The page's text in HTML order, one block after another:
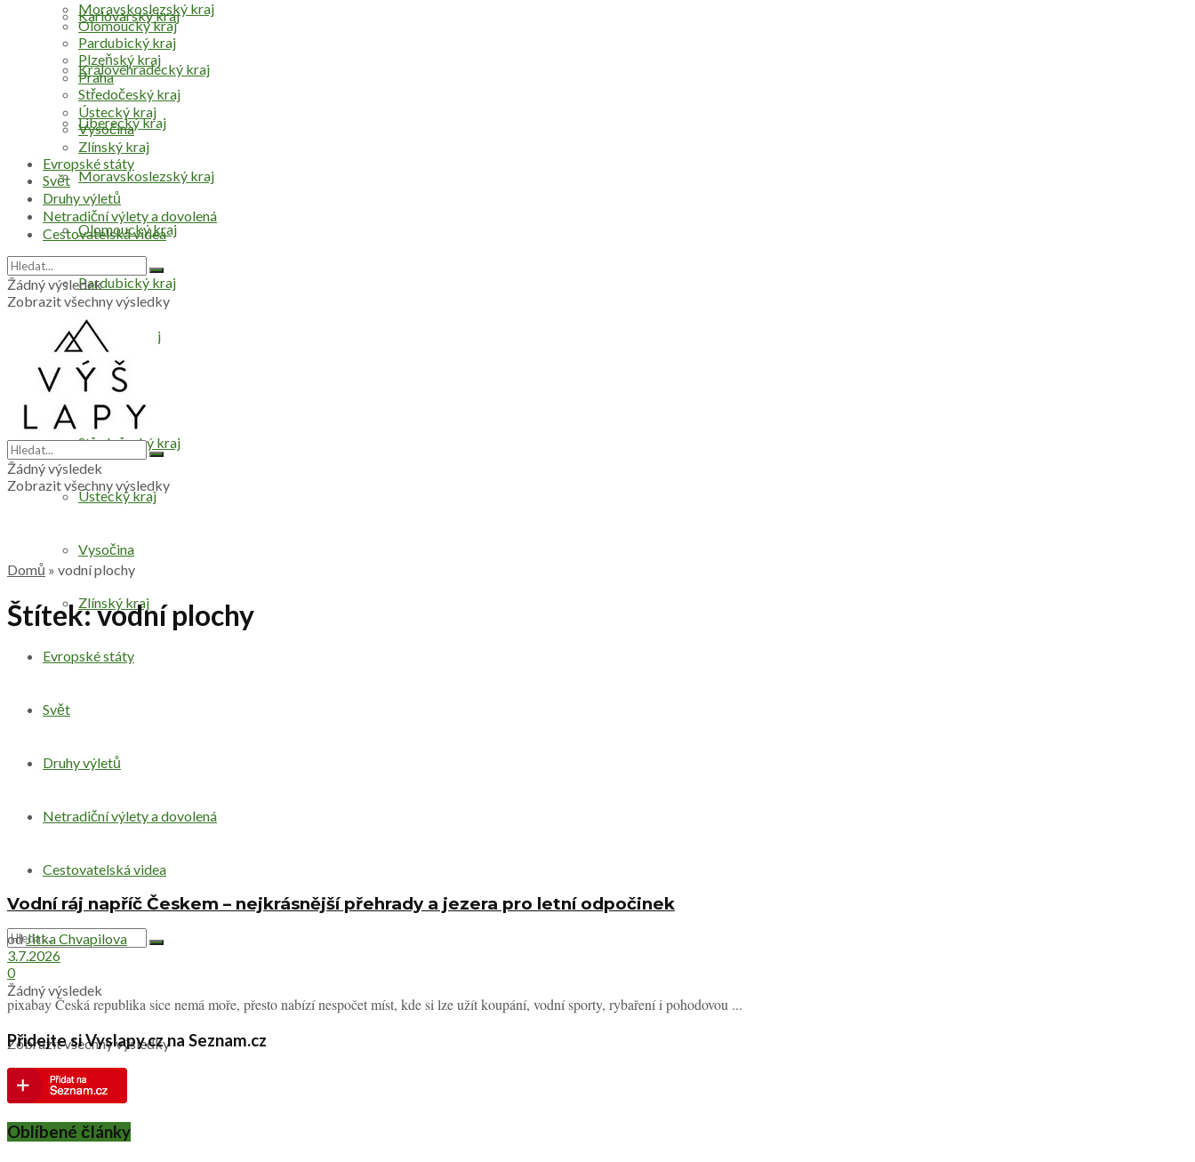
Karlovarský kraj
Královéhradecký kraj
Liberecký kraj
Moravskoslezský kraj
Olomoucký kraj
Pardubický kraj
Plzeňský kraj
Praha
Středočeský kraj
Ústecký kraj
Vysočina
Zlínský kraj
Evropské státy
Svět
Druhy výletů
Netradiční výlety a dovolená
Cestovatelská videa
Žádný výsledek
Zobrazit všechny výsledky
Moravskoslezský kraj
Olomoucký kraj
Pardubický kraj
Plzeňský kraj
Praha
Středočeský kraj
Ústecký kraj
Vysočina
Zlínský kraj
Evropské státy
Svět
Druhy výletů
Netradiční výlety a dovolená
Cestovatelská videa
Žádný výsledek
Zobrazit všechny výsledky
Žádný výsledek
Zobrazit všechny výsledky
Domů » vodní plochy
Štítek:vodní plochy
Vodní ráj napříč Českem – nejkrásnější přehrady a jezera pro letní odpočinek
odJitka Chvapilova
3.7.2026
0
pixabay Česká republika sice nemá moře, přesto nabízí nespočet míst, kde si lze užít koupání, vodní sporty, rybaření i pohodovou ...
Přidejte si Vyslapy.cz na Seznam.cz
Oblíbené články